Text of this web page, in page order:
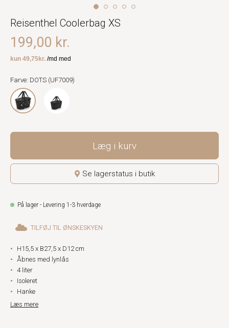
Reisenthel Coolerbag XS
199,00 kr.
Farve: DOTS (UF7009)
Læg i kurv
Se lagerstatus i butik
På lager - Levering 1-3 hverdage
TILFØJ TIL ØNSKESKYEN
H15,5 x B27,5 x D12 cm
Åbnes med lynlås
4 liter
Isoleret
Hanke
Læs mere